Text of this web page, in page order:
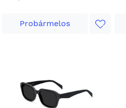
Probármelos